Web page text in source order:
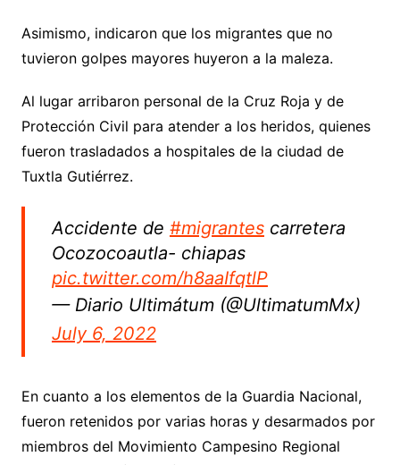
Asimismo, indicaron que los migrantes que no
tuvieron golpes mayores huyeron a la maleza.
Al lugar arribaron personal de la Cruz Roja y de
Protección Civil para atender a los heridos, quienes
fueron trasladados a hospitales de la ciudad de
Tuxtla Gutiérrez.
Accidente de #migrantescarretera
Ocozocoautla- chiapas
pic.twitter.com/h8aaIfqtlP
— Diario Ultimátum (@UltimatumMx)
July 6, 2022
En cuanto a los elementos de la Guardia Nacional,
fueron retenidos por varias horas y desarmados por
miembros del Movimiento Campesino Regional